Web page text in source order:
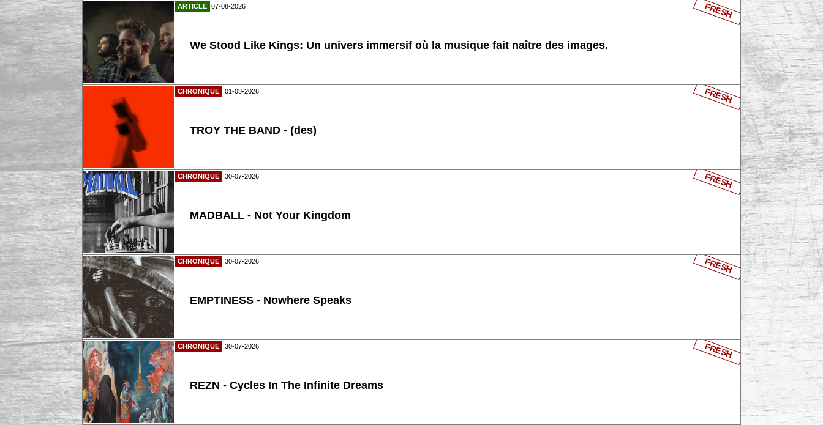
ARTICLE 07-08-2026
We Stood Like Kings: Un univers immersif où la musique fait naître des images.
FRESH
CHRONIQUE 01-08-2026
TROY THE BAND - (des)
FRESH
CHRONIQUE 30-07-2026
MADBALL - Not Your Kingdom
FRESH
CHRONIQUE 30-07-2026
EMPTINESS - Nowhere Speaks
FRESH
CHRONIQUE 30-07-2026
REZN - Cycles In The Infinite Dreams
FRESH